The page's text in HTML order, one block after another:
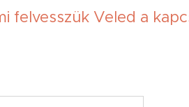
felvesszük Veled a